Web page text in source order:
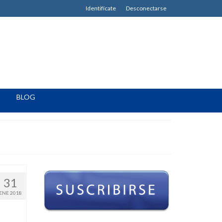
Identifícate Desconectarse
BLOG
31
ENE 2018